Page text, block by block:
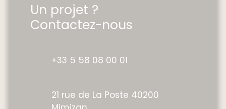
Un projet ?
Contactez-nous
+33 5 58 08 00 01
21 rue de La Poste 40200